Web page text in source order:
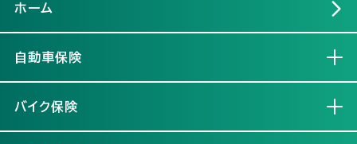
ホーム
自動車保険
バイク保険